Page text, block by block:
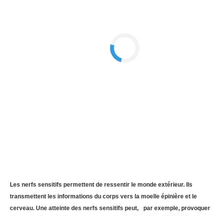
Les nerfs sensitifs permettent de ressentir le monde extérieur. Ils
transmettent les informations du corps vers la moelle épinière et le
cerveau. Une atteinte des nerfs sensitifs peut, par exemple, provoquer